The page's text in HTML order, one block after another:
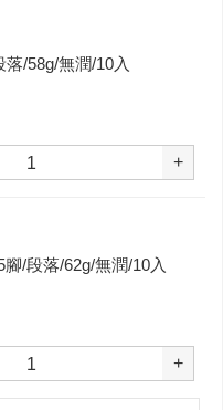
/58g/無潤/10入
+
/段落/62g/無潤/10入
+